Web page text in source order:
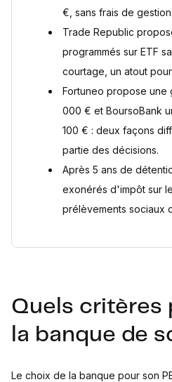
Gestion libre ou gestion
Sources
€, sans frais de
Trade Republic
programmés sur ETF
courtage, un atout
Fortuneo propose une
000 € et BoursoBank
100 € : deux façons
partie des décisions.
Après 5 ans de
exonérés d'impôt sur
prélèvements sociaux
Quels critères
la banque de
Le choix de la banque pour son